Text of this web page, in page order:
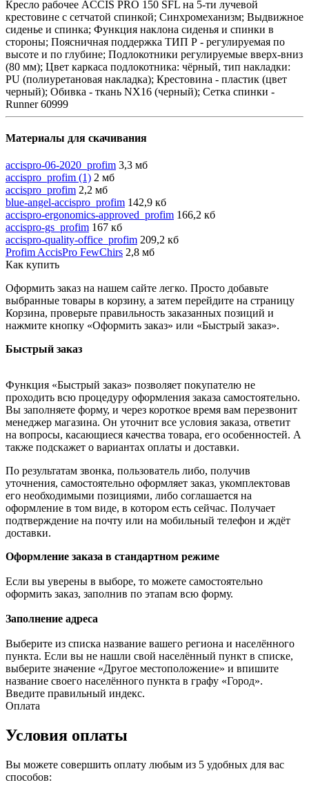
Кресло рабочее ACCIS PRO 150 SFL на 5-ти лучевой
крестовине с сетчатой спинкой; Синхромеханизм; Выдвижное
сиденье и спинка; Функция наклона сиденья и спинки в
стороны; Поясничная поддержка ТИП Р - регулируемая по
высоте и по глубине; Подлокотники регулируемые вверх-вниз
(80 мм); Цвет каркаса подлокотника: чёрный, тип накладки:
PU (полиуретановая накладка); Крестовина - пластик (цвет
черный); Обивка - ткань NX16 (черный); Сетка спинки -
Runner 60999
Материалы для скачивания
accispro-06-2020_profim 3,3 мб
accispro_profim (1) 2 мб
accispro_profim 2,2 мб
blue-angel-accispro_profim 142,9 кб
accispro-ergonomics-approved_profim 166,2 кб
accispro-gs_profim 167 кб
accispro-quality-office_profim 209,2 кб
Profim AccisPro FewChirs 2,8 мб
Как купить
Оформить заказ на нашем сайте легко. Просто добавьте
выбранные товары в корзину, а затем перейдите на страницу
Корзина, проверьте правильность заказанных позиций и
нажмите кнопку «Оформить заказ» или «Быстрый заказ».
Быстрый заказ
Функция «Быстрый заказ» позволяет покупателю не
проходить всю процедуру оформления заказа самостоятельно.
Вы заполняете форму, и через короткое время вам перезвонит
менеджер магазина. Он уточнит все условия заказа, ответит
на вопросы, касающиеся качества товара, его особенностей. А
также подскажет о вариантах оплаты и доставки.
По результатам звонка, пользователь либо, получив
уточнения, самостоятельно оформляет заказ, укомплектовав
его необходимыми позициями, либо соглашается на
оформление в том виде, в котором есть сейчас. Получает
подтверждение на почту или на мобильный телефон и ждёт
доставки.
Оформление заказа в стандартном режиме
Если вы уверены в выборе, то можете самостоятельно
оформить заказ, заполнив по этапам всю форму.
Заполнение адреса
Выберите из списка название вашего региона и населённого
пункта. Если вы не нашли свой населённый пункт в списке,
выберите значение «Другое местоположение» и впишите
название своего населённого пункта в графу «Город».
Введите правильный индекс.
Оплата
Условия оплаты
Вы можете совершить оплату любым из 5 удобных для вас
способов: